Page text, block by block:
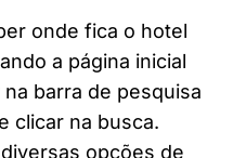
onde fica o hotel
a página inicial
barra de pesquisa
clicar na busca.
opções de